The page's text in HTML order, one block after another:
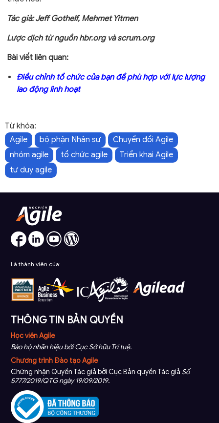
Tác giả: Jeff Gothelf, Mehmet Yitmen
Lược dịch từ nguồn hbr.org và scrum.org
Bài viết liên quan:
Điều chỉnh tổ chức của bạn để phù hợp với lực lượng
lao động linh hoạt
Từ khóa:
Agile
bộ phận Nhân sự
Chuyển đổi Agile
nhóm agile
tổ chức agile
Triển khai Agile
tư duy agile
Là thành viên của:
THÔNG TIN BẢN QUYỀN
Học viện Agile
Bảo hộ nhãn hiệu bởi Cục Sở hữu Trí tuệ.
Chương trình Đào tạo Agile
Chứng nhận Quyền Tác giả bởi Cục Bản quyền Tác giả Số
5777/2019/QTG ngày 19/09/2019.